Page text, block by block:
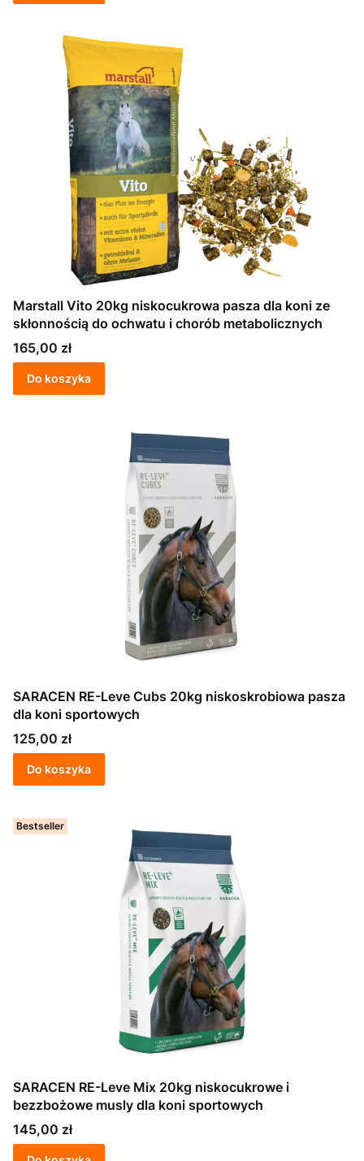
Marstall Vito 20kg niskocukrowa pasza dla koni ze
skłonnością do ochwatu i chorób metabolicznych
Cena
165,00 zł
Do koszyka
SARACEN RE-Leve Cubs 20kg niskoskrobiowa pasza
dla koni sportowych
Cena
125,00 zł
Do koszyka
Bestseller
SARACEN RE-Leve Mix 20kg niskocukrowe i
bezzbożowe musly dla koni sportowych
Cena
145,00 zł